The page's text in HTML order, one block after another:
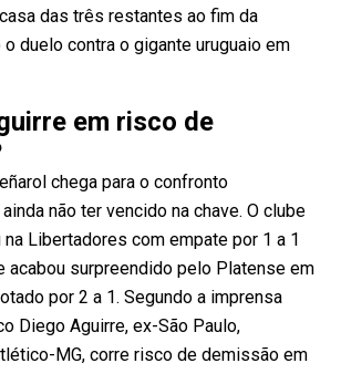
das três restantes ao fim da
o duelo contra o gigante uruguaio em
em risco de
chega para o confronto
não ter vencido na chave. O clube
Libertadores com empate por 1 a 1
acabou surpreendido pelo Platense em
por 2 a 1. Segundo a imprensa
Diego Aguirre, ex-São Paulo,
MG, corre risco de demissão em